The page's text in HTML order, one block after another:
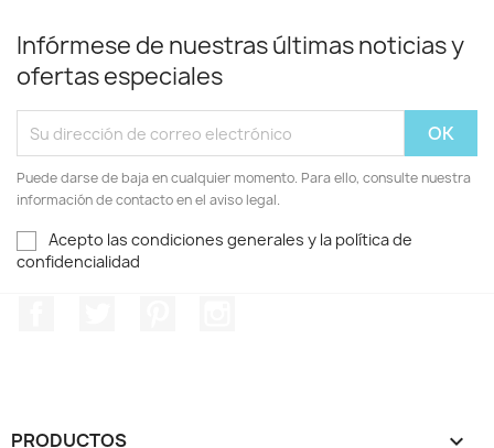
Infórmese de nuestras últimas noticias y
ofertas especiales
Puede darse de baja en cualquier momento. Para ello, consulte nuestra
información de contacto en el aviso legal.
Acepto las condiciones generales y la política de
confidencialidad
PRODUCTOS 